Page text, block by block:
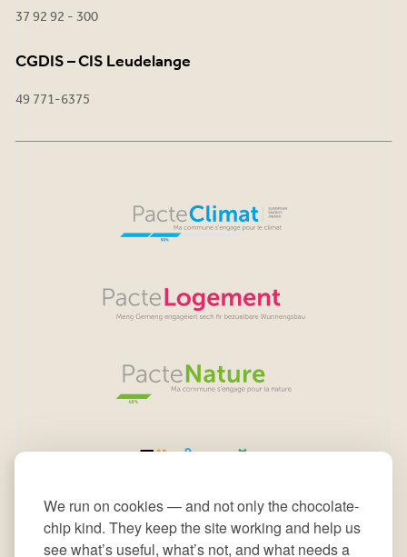
We run on cookies — and not only the chocolate-
chip kind. They keep the site working and help us
see what’s useful, what’s not, and what needs a
37 92 92 - 300
CGDIS – CIS Leudelange
49 771-6375